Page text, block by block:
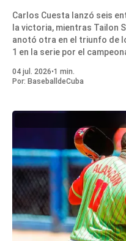
Carlos Cuesta lanzó seis
la victoria, mientras Tailon
anotó otra en el triunfo de
1 en la serie por el
04 jul. 2026•1 min.
Por: BaseballdeCuba